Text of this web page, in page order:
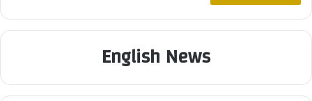
English News